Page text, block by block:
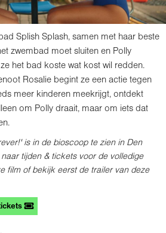
Splish Splash, samen met haar beste
zwembad moet sluiten en Polly
het bad koste wat kost wil redden.
Rosalie begint ze een actie tegen
meer kinderen meekrijgt, ontdekt
om Polly draait, maar om iets dat
is in de bioscoop te zien in Den
tijden & tickets voor de volledige
film of bekijk eerst de trailer van deze